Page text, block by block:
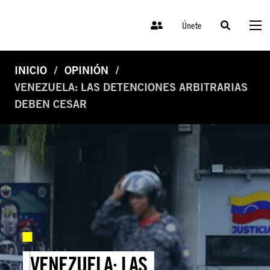
Únete
INICIO
OPINIÓN
VENEZUELA: LAS DETENCIONES ARBITRARIAS
DEBEN CESAR
VENEZUELA: LAS